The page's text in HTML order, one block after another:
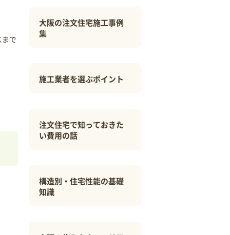
で
大阪の注文住宅施工事例
集
施工業者を選ぶポイント
注文住宅で知っておきた
い費用の話
構造別・住宅性能の基礎
知識